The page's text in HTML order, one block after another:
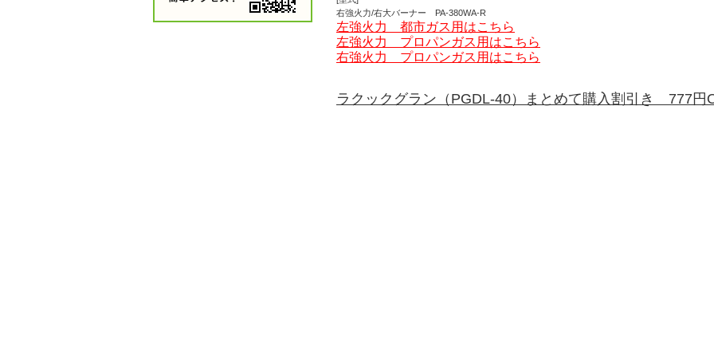
右強火力/右大バーナー PA-380WA-R
左強火力 都市ガス用はこちら
左強火力 プロパンガス用はこちら
右強火力 プロパンガス用はこちら
ラクックグラン（PGDL-40）まとめて購入割引き 777